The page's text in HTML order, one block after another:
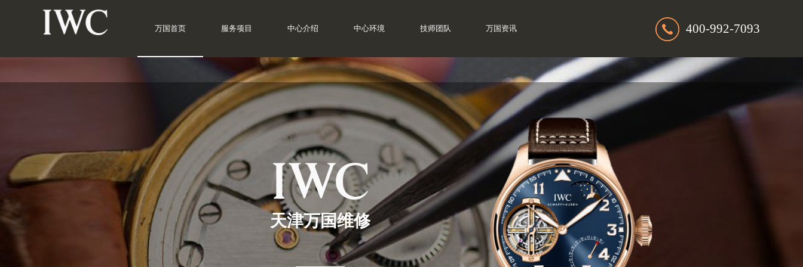
万国首页 服务项目 中心介绍 中心环境 技师团队 万国资讯 400-992-7093
天津万国维修